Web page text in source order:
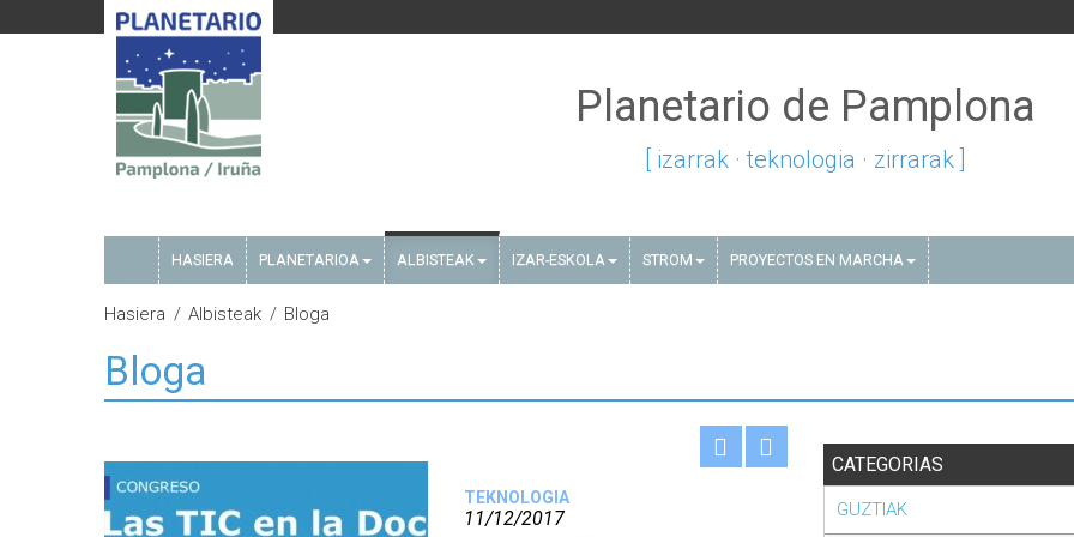
Planetario de Pamplona
[ izarrak · teknologia · zirrarak ]
HASIERA PLANETARIOA ALBISTEAK IZAR-ESKOLA STROM PROYECTOS EN MARCHA
Hasiera Albisteak Bloga
Bloga
TEKNOLOGIA
11/12/2017
CATEGORIAS
GUZTIAK